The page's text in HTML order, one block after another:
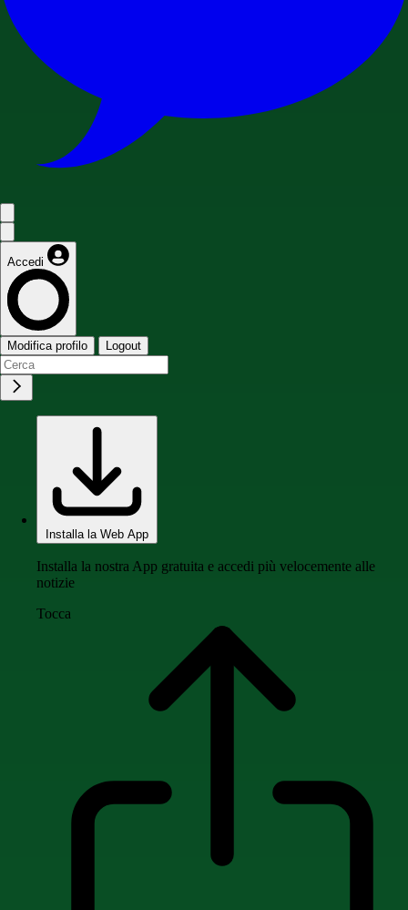
Accedi
Modifica profilo Logout
Installa la Web App
Installa la nostra App gratuita e accedi più velocemente alle
notizie
Tocca